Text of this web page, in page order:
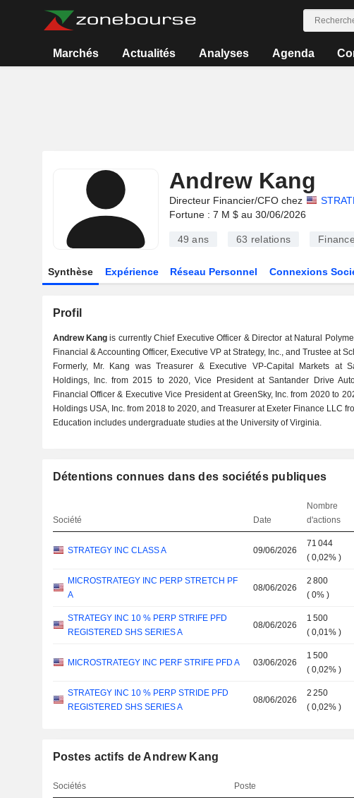
Marchés Actualités Analyses Agenda
Andrew Kang
Directeur Financier/CFO chez
Fortune : 7 M $ au 30/06/2026
49 ans 63 relations Finance
Synthèse Expérience Réseau Personnel Connexions
Profil
Andrew Kangis currently Chief Executive Officer & Director at Natural
Financial & Accounting Officer, Executive VP at Strategy, Inc., and Trustee at
Formerly, Mr. Kang was Treasurer & Executive VP-Capital Markets at
Holdings, Inc. from 2015 to 2020, Vice President at Santander Drive
Financial Officer & Executive Vice President at GreenSky, Inc. from 2020 to
Holdings USA, Inc. from 2018 to 2020, and Treasurer at Exeter Finance LLC
Education includes undergraduate studies at the University of Virginia.
Détentions connues dans des sociétés publiques
Société Date
Nombre
d'actions
STRATEGY INC CLASS A 09/06/2026
71 044
(0,02% )
MICROSTRATEGY INC PERP STRETCH PF
A
08/06/2026
2 800
(0% )
STRATEGY INC 10 % PERP STRIFE PFD
REGISTERED SHS SERIES A
08/06/2026
1 500
(0,01% )
MICROSTRATEGY INC PERF STRIFE PFD A 03/06/2026
1 500
(0,02% )
STRATEGY INC 10 % PERP STRIDE PFD
REGISTERED SHS SERIES A
08/06/2026
2 250
(0,02% )
Postes actifs de Andrew Kang
Sociétés Poste